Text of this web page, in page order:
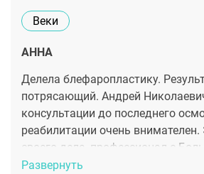
Веки
АННА
Делела блефаропластику.
потрясающий. Андрей
консультации до последнего
реабилитации очень внимателен.
своего дела, профессионал с
очень благодарна, и если у меня
Развернуть